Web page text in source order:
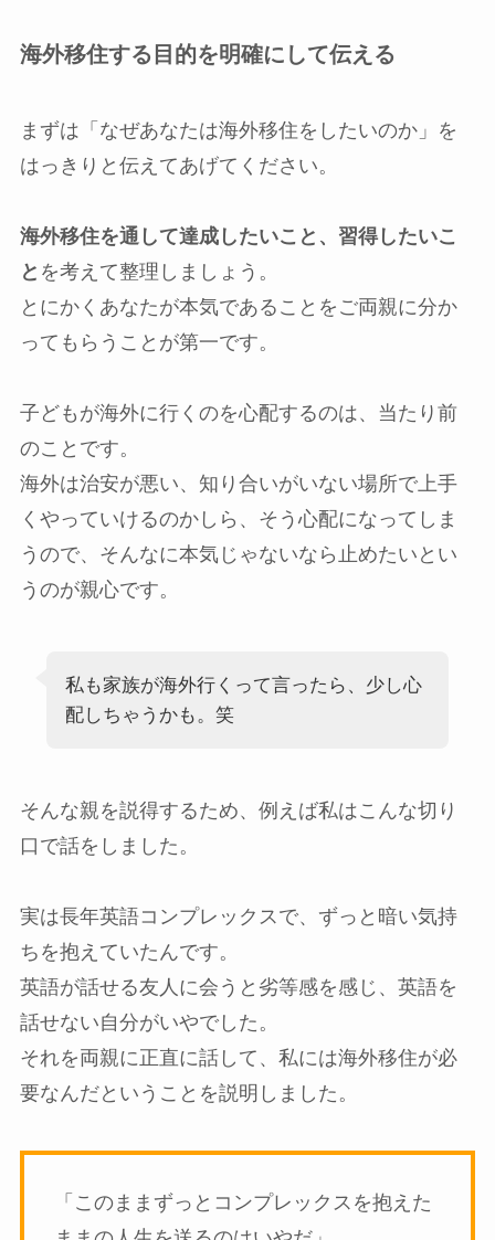
海外移住する目的を明確にして伝える
まずは 「なぜあなたは海外移住をしたいのか」を
はっきりと伝えてあげてください。
海外移住を通して達成したいこと、習得したいこ
と を考えて整理しましょう。
とにかくあなたが本気であることをご両親に分か
ってもらうことが第一です。
子どもが海外に行くのを心配するのは、当たり前
のことです。
海外は治安が悪い、知り合いがいない場所で上手
くやっていけるのかしら、そう心配になってしま
うので、そんなに本気じゃないなら止めたいとい
うのが親心です。
私も家族が海外行くって言ったら、少し心
配しちゃうかも。笑
そんな親を説得するため、例えば私はこんな切り
口で話をしました。
実は長年英語コンプレックスで、ずっと暗い気持
ちを抱えていたんです。
英語が話せる友人に会うと劣等感を感じ、英語を
話せない自分がいやでした。
それを両親に正直に話して、 私には海外移住が必
要なんだということを説明しました。
「このままずっとコンプレックスを抱えた